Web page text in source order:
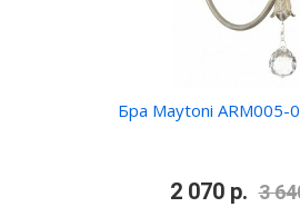
Бра Maytoni ARM005-
2 070 р. 3